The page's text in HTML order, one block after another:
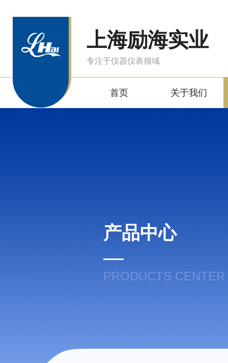
上海励海实业
专注于仪器仪表领域
首页 关于我们
产品中心
PRODUCTS CENTER